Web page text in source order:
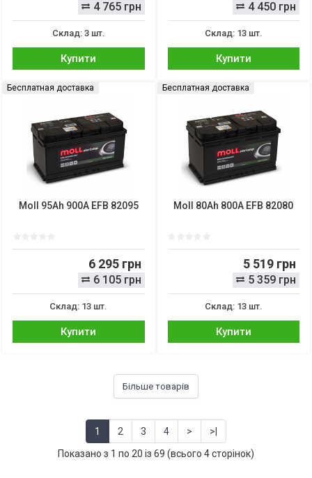
4 765 грн
Склад: 3 шт.
Купити
4 450 грн
Склад: 13 шт.
Купити
Бесплатная доставка
Moll 95Ah 900A EFB 82095
6 295 грн
6 105 грн
Склад: 13 шт.
Купити
Бесплатная доставка
Moll 80Ah 800A EFB 82080
5 519 грн
5 359 грн
Склад: 13 шт.
Купити
Більше товарів
1 2 3 4 >
>|
Показано з 1 по 20 із 69 (всього 4 сторінок)